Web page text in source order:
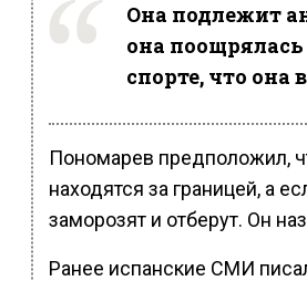
Она подлежит
она
спорте, что она
Пономарев предположил,
находятся за границей, а
заморозят и отберут. Он
Ранее испанские СМИ